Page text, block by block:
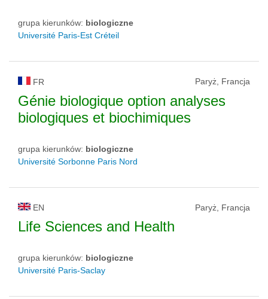
grupa kierunków: biologiczne
Université Paris-Est Créteil
FR Paryż, Francja
Génie biologique option analyses
biologiques et biochimiques
grupa kierunków: biologiczne
Université Sorbonne Paris Nord
EN Paryż, Francja
Life Sciences and Health
grupa kierunków: biologiczne
Université Paris-Saclay